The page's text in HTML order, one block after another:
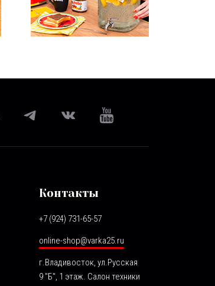
Контакты
+7 (924) 731-65-57
online-shop@varka25.ru
г.Владивосток, ул.Русская
9 "Б", 1 этаж. Салон техники